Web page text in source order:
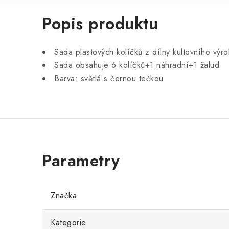
Popis produktu
Sada plastových kolíčků z dílny kultovního
Sada obsahuje 6 kolíčků+1 náhradní+1 žalud
Barva: světlá s černou tečkou
Značka
Kategorie